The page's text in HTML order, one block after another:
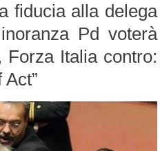
fiducia alla delega
Pd voterà
Forza Italia contro: